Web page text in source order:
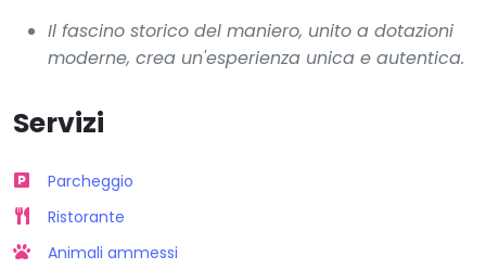
Il fascino storico del maniero, unito a dotazioni
moderne, crea un'esperienza unica e autentica.
Servizi
Parcheggio
Ristorante
Animali ammessi